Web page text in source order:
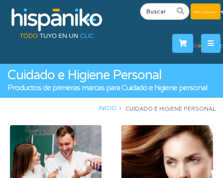
by
Cuidado e Higiene Personal
Productos de primeras marcas para Cuidado e higiene personal
INICIO CUIDADO E HIGIENE PERSONAL